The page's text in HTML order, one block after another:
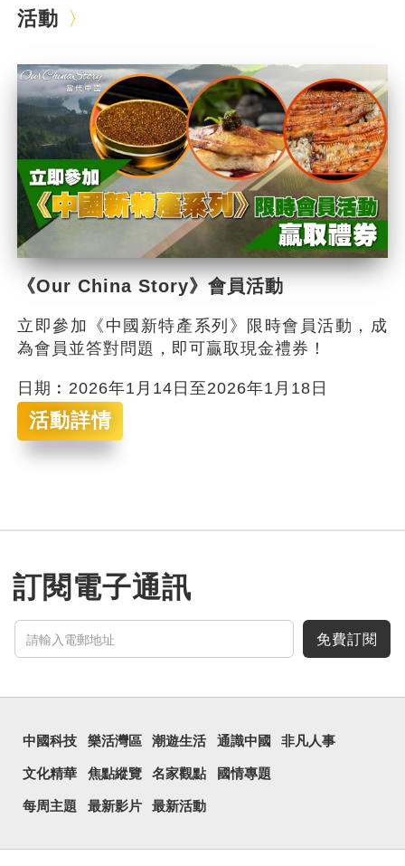
活動
《Our China Story》會員活動
立即參加《中國新特產系列》限時會員活動，成
為會員並答對問題，即可贏取現金禮券！
日期︰2026年1月14日至2026年1月18日
活動詳情
訂閱電子通訊
免費訂閱
中國科技 樂活灣區 潮遊生活 通識中國 非凡人事
文化精華 焦點縱覽 名家觀點 國情專題
每周主題 最新影片 最新活動